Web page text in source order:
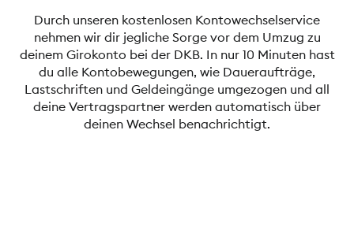
Durch unseren kostenlosen Kontowechselservice
nehmen wir dir jegliche Sorge vor dem Umzug zu
deinem Girokonto bei der DKB. In nur 10 Minuten hast
du alle Kontobewegungen, wie Daueraufträge,
Lastschriften und Geldeingänge umgezogen und all
deine Vertragspartner werden automatisch über
deinen Wechsel benachrichtigt.